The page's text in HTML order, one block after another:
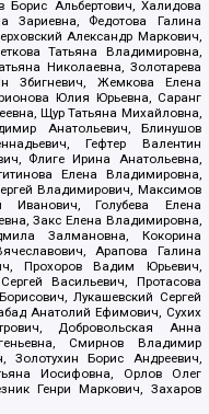
Борис Альбертович, Халидова
Зариевна, Федотова Галина
Александр Маркович,
Татьяна Владимировна,
Николаевна, Золотарева
Збигневич, Жемкова Елена
Юлия Юрьевна, Саранг
Щур Татьяна Михайловна,
Анатольевич, Блинушов
Гефтер Валентин
Флиге Ирина Анатольевна,
Елена Владимировна,
Владимирович, Максимов
Иванович, Голубева Елена
Закс Елена Владимировна,
Залмановна, Кокорина
Арапова Галина
Прохоров Вадим Юрьевич,
Васильевич, Протасова
Лукашевский Сергей
Анатолий Ефимович, Сухих
Добровольская Анна
Смирнов Владимир
Золотухин Борис Андреевич,
Иосифовна, Орлов Олег
Генри Маркович, Захаров